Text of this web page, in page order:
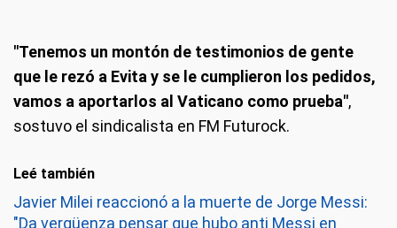
"Tenemos un montón de testimonios de gente
que le rezó a Evita y se le cumplieron los pedidos,
vamos a aportarlos al Vaticano como prueba",
sostuvo el sindicalista en FM Futurock.
Leé también
Javier Milei reaccionó a la muerte de Jorge Messi:
"Da vergüenza pensar que hubo anti Messi en